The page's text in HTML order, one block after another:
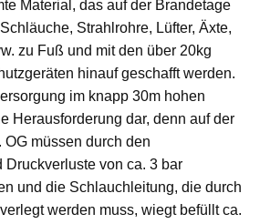
Material, das auf der Brandetage
Strahlrohre, Lüfter, Äxte,
zu Fuß und mit den über 20kg
hinauf geschafft werden.
im knapp 30m hohen
Herausforderung dar, denn auf der
OG müssen durch den
Druckverluste von ca. 3 bar
und die Schlauchleitung, die durch
werden muss, wiegt befüllt ca.